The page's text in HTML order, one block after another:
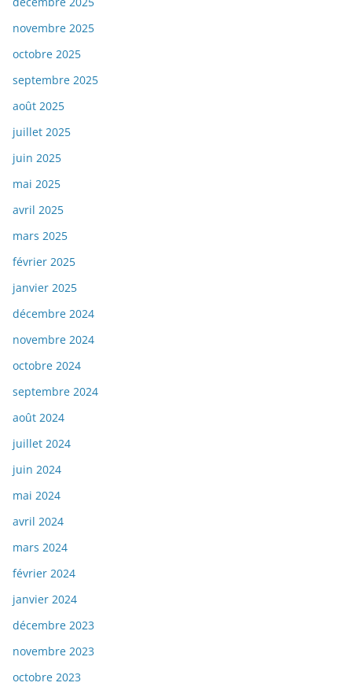
novembre 2025
octobre 2025
septembre 2025
août 2025
juillet 2025
juin 2025
mai 2025
avril 2025
mars 2025
février 2025
janvier 2025
décembre 2024
novembre 2024
octobre 2024
septembre 2024
août 2024
juillet 2024
juin 2024
mai 2024
avril 2024
mars 2024
février 2024
janvier 2024
décembre 2023
novembre 2023
octobre 2023